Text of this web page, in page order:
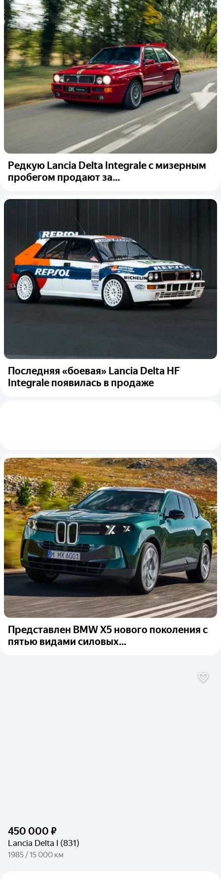
Редкую Lancia Delta Integrale с мизерным
пробегом продают за...
Последняя «боевая» Lancia Delta HF
Integrale появилась в продаже
Представлен BMW X5 нового поколения с
пятью видами силовых...
450 000 ₽
Lancia Delta I (831)
1985 / 15 000 км